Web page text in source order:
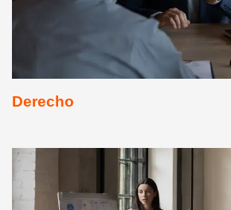
Derecho